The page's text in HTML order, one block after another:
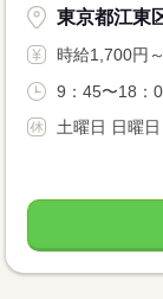
東京都江東
時給1,700円
9：45〜18：
土曜日 日曜日